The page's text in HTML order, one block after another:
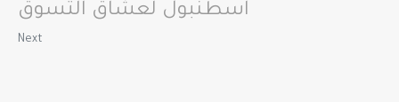
اسطنبول لعشاق التسوق
Next